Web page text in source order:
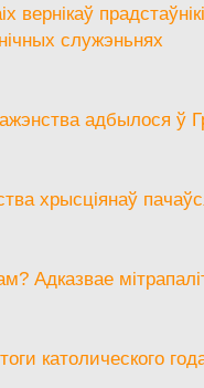
вернікаў
служэньнях
адбылося ў
хрысціянаў
Адказвае
католического